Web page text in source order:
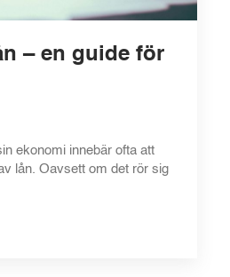
– en guide för
ekonomi innebär ofta att
lån. Oavsett om det rör sig